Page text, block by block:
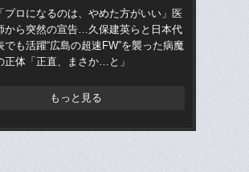
「プロになるのは、やめた方がいい」医
から突然の宣告…久保建英らと日本代
でも活躍“広島の超速FW”を襲った病魔
正体「正直、まさか…と」
もっと見る